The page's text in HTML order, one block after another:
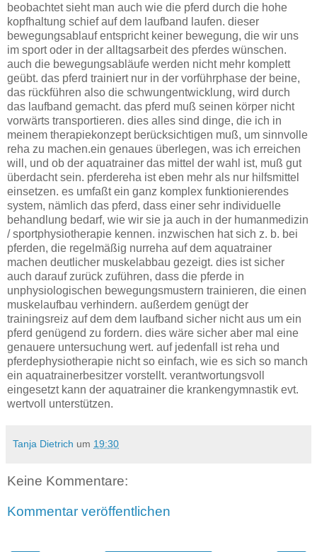
beobachtet sieht man auch wie die pferd durch die hohe
kopfhaltung schief auf dem laufband laufen. dieser
bewegungsablauf entspricht keiner bewegung, die wir uns
im sport oder in der alltagsarbeit des pferdes wünschen.
auch die bewegungsabläufe werden nicht mehr komplett
geübt. das pferd trainiert nur in der vorführphase der beine,
das rückführen also die schwungentwicklung, wird durch
das laufband gemacht. das pferd muß seinen körper nicht
vorwärts transportieren. dies alles sind dinge, die ich in
meinem therapiekonzept berücksichtigen muß, um sinnvolle
reha zu machen.ein genaues überlegen, was ich erreichen
will, und ob der aquatrainer das mittel der wahl ist, muß gut
überdacht sein. pferdereha ist eben mehr als nur hilfsmittel
einsetzen. es umfaßt ein ganz komplex funktionierendes
system, nämlich das pferd, dass einer sehr individuelle
behandlung bedarf, wie wir sie ja auch in der humanmedizin
/ sportphysiotherapie kennen. inzwischen hat sich z. b. bei
pferden, die regelmäßig nurreha auf dem aquatrainer
machen deutlicher muskelabbau gezeigt. dies ist sicher
auch darauf zurück zuführen, dass die pferde in
unphysiologischen bewegungsmustern trainieren, die einen
muskelaufbau verhindern. außerdem genügt der
trainingsreiz auf dem dem laufband sicher nicht aus um ein
pferd genügend zu fordern. dies wäre sicher aber mal eine
genauere untersuchung wert. auf jedenfall ist reha und
pferdephysiotherapie nicht so einfach, wie es sich so manch
ein aquatrainerbesitzer vorstellt. verantwortungsvoll
eingesetzt kann der aquatrainer die krankengymnastik evt.
wertvoll unterstützen.
Tanja Dietrich um 19:30
Keine Kommentare:
Kommentar veröffentlichen